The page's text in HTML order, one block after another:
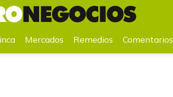
la broca en el café
Mercados Remedios Comentarios